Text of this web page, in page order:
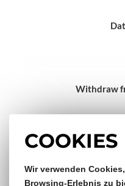
COOKIES
Wir verwenden
Browsing-Erlebnis zu
Withdraw
Gratis